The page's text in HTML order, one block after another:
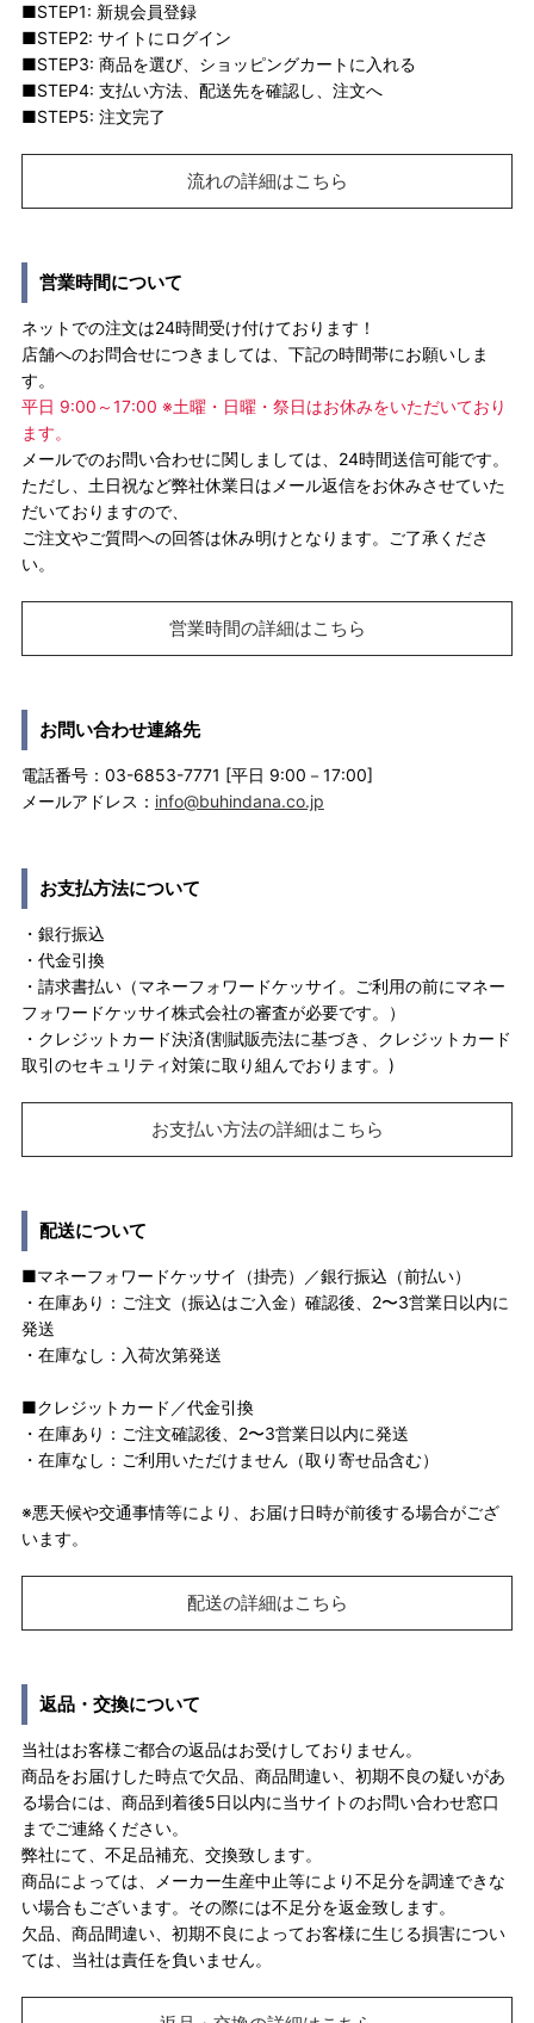
■STEP1: 新規会員登録
■STEP2: サイトにログイン
■STEP3: 商品を選び、ショッピングカートに入れる
■STEP4: 支払い方法、配送先を確認し、注文へ
■STEP5: 注文完了
流れの詳細はこちら
営業時間について
ネットでの注文は24時間受け付けております！
店舗へのお問合せにつきましては、下記の時間帯にお願いしま
す。
平日 9:00～17:00 ※土曜・日曜・祭日はお休みをいただいており
ます。
メールでのお問い合わせに関しましては、24時間送信可能です。
ただし、土日祝など弊社休業日はメール返信をお休みさせていた
だいておりますので、
ご注文やご質問への回答は休み明けとなります。ご了承くださ
い。
営業時間の詳細はこちら
お問い合わせ連絡先
電話番号：03-6853-7771 [平日 9:00－17:00]
メールアドレス： info@buhindana.co.jp
お支払方法について
・銀行振込
・代金引換
・請求書払い（マネーフォワードケッサイ。ご利用の前にマネー
フォワードケッサイ株式会社の審査が必要です。）
・クレジットカード決済(割賦販売法に基づき、クレジットカード
取引のセキュリティ対策に取り組んでおります。)
お支払い方法の詳細はこちら
配送について
■マネーフォワードケッサイ（掛売）／銀行振込（前払い）
・在庫あり：ご注文（振込はご入金）確認後、2〜3営業日以内に
発送
・在庫なし：入荷次第発送
■クレジットカード／代金引換
・在庫あり：ご注文確認後、2〜3営業日以内に発送
・在庫なし：ご利用いただけません（取り寄せ品含む）
※悪天候や交通事情等により、お届け日時が前後する場合がござ
います。
配送の詳細はこちら
返品・交換について
当社はお客様ご都合の返品はお受けしておりません。
商品をお届けした時点で欠品、商品間違い、初期不良の疑いがあ
る場合には、商品到着後5日以内に当サイトのお問い合わせ窓口
までご連絡ください。
弊社にて、不足品補充、交換致します。
商品によっては、メーカー生産中止等により不足分を調達できな
い場合もございます。その際には不足分を返金致します。
欠品、商品間違い、初期不良によってお客様に生じる損害につい
ては、当社は責任を負いません。